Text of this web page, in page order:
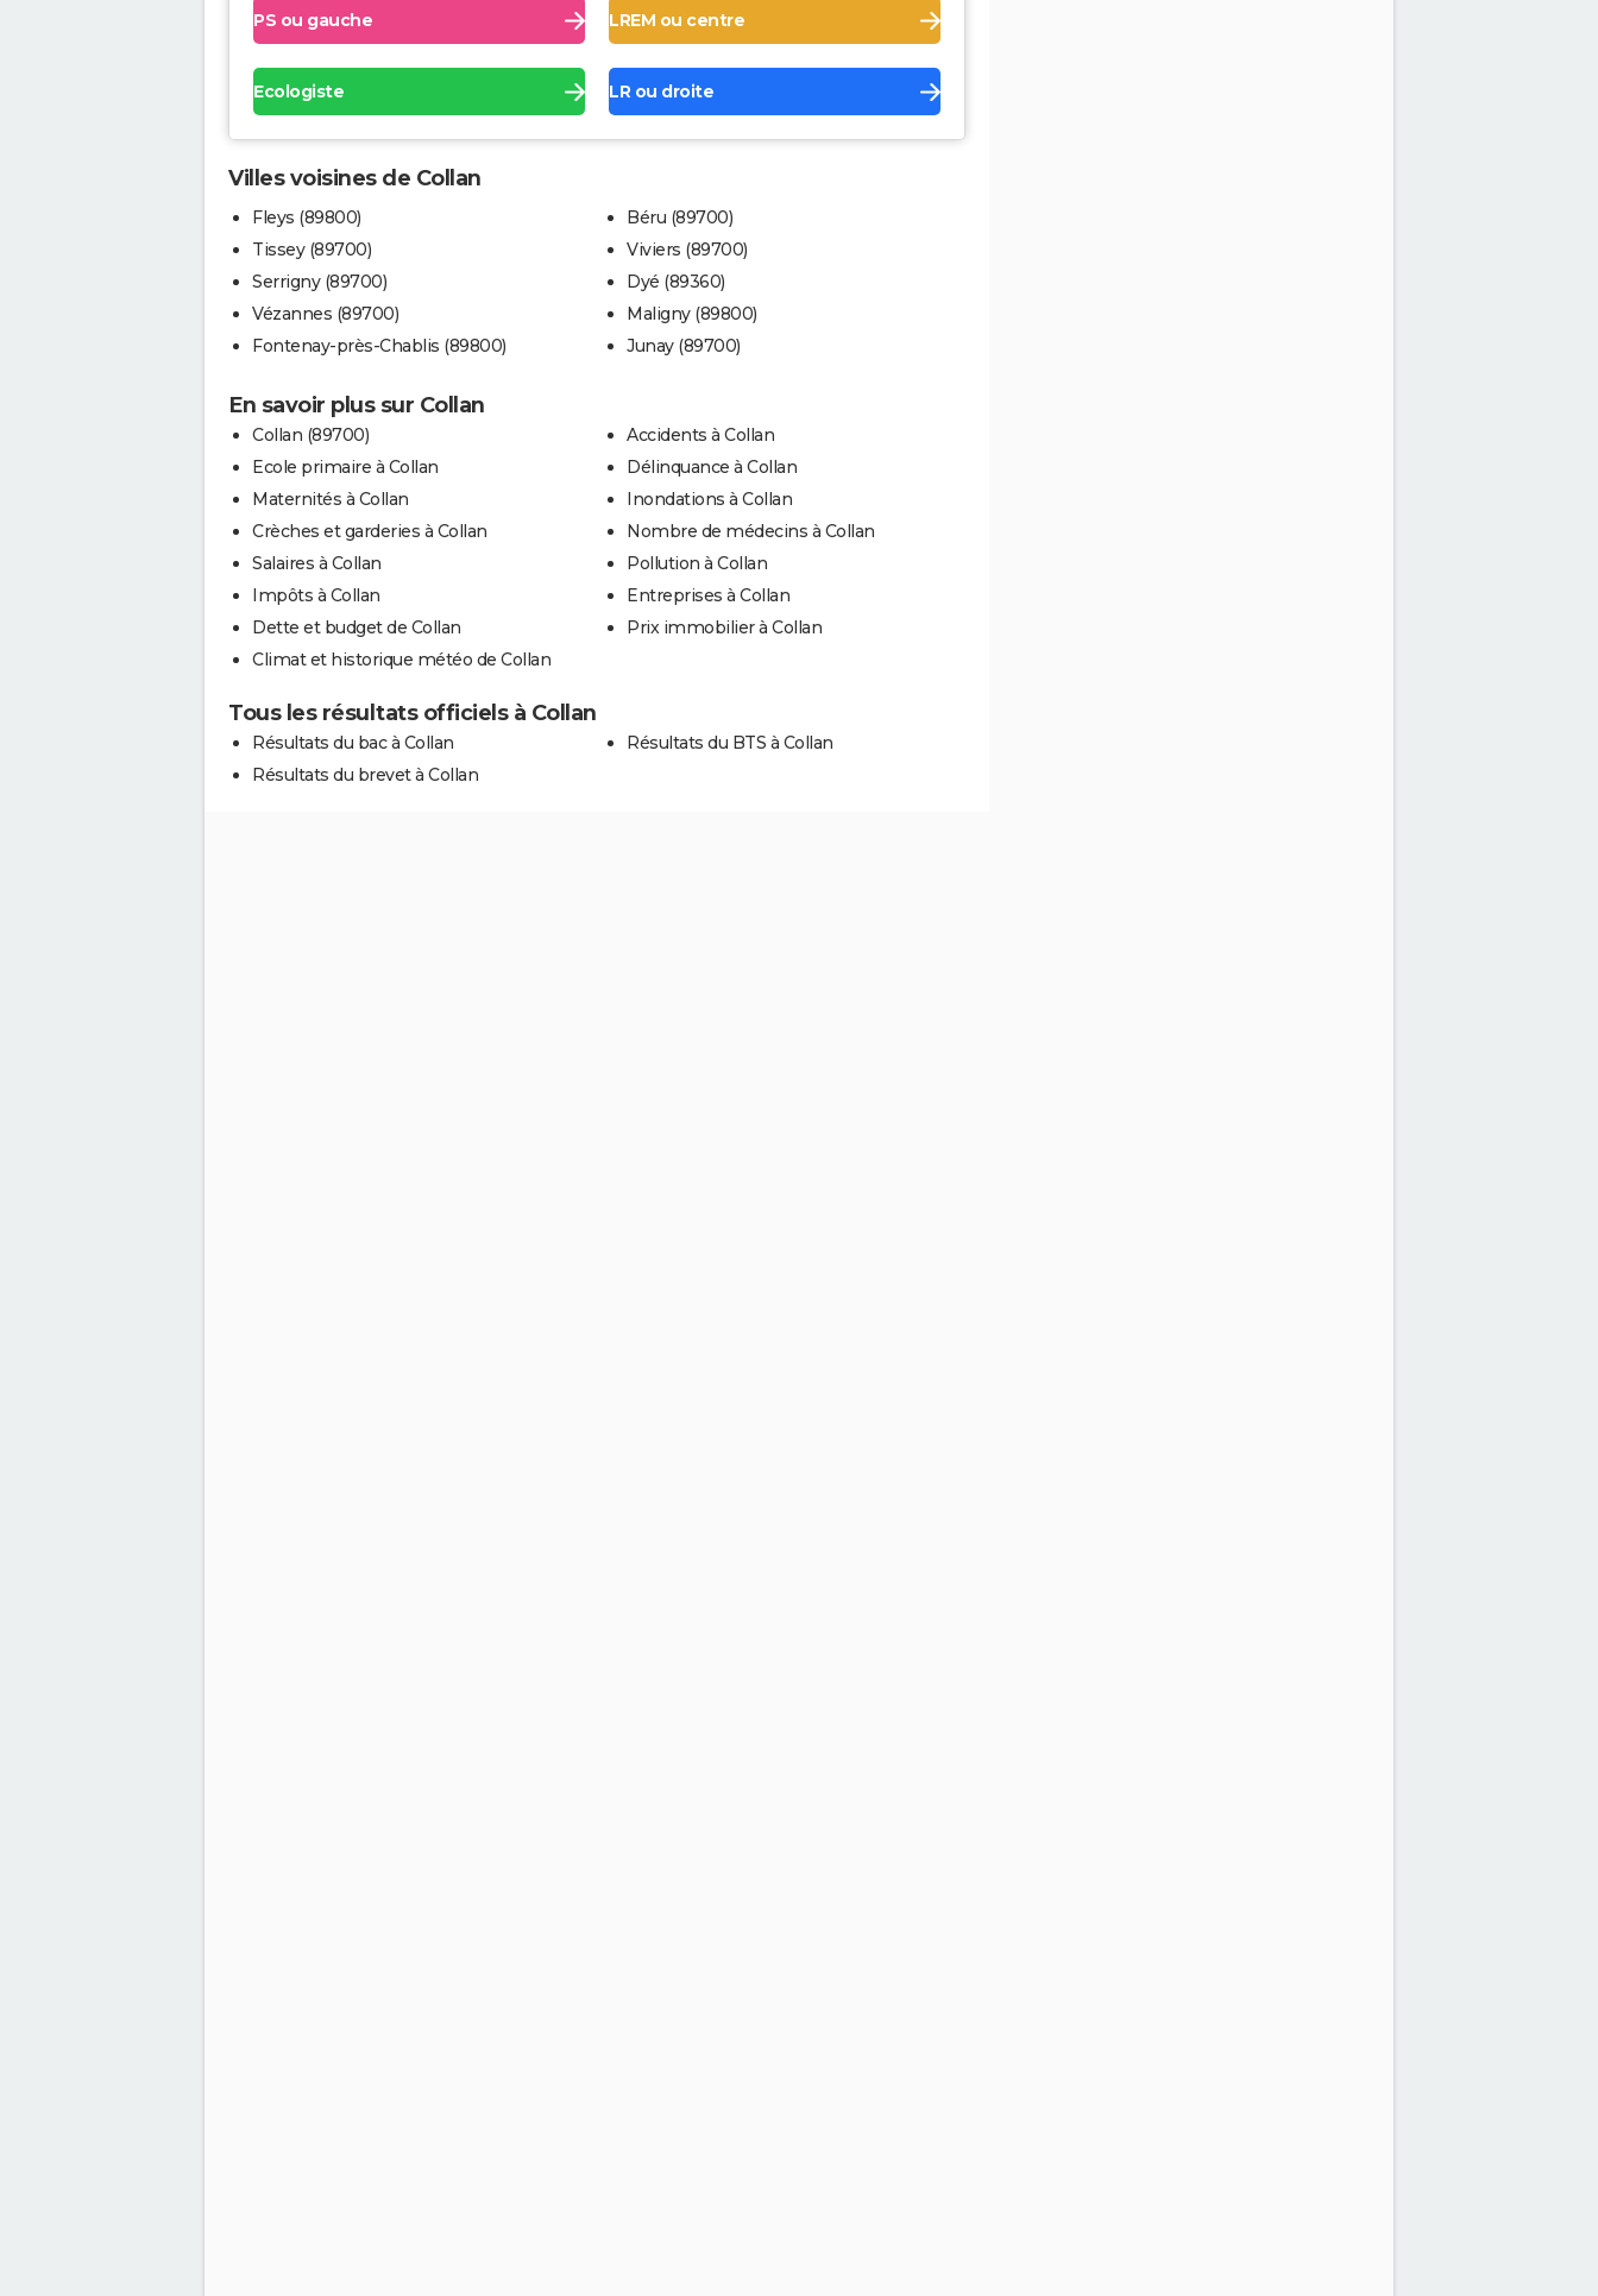
PS ou gauche LREM ou centre
Ecologiste LR ou droite
Villes voisines de Collan
Fleys (89800)
Tissey (89700)
Serrigny (89700)
Vézannes (89700)
Fontenay-près-Chablis (89800)
Béru (89700)
Viviers (89700)
Dyé (89360)
Maligny (89800)
Junay (89700)
En savoir plus sur Collan
Collan (89700)
Ecole primaire à Collan
Maternités à Collan
Crèches et garderies à Collan
Salaires à Collan
Impôts à Collan
Dette et budget de Collan
Climat et historique météo de Collan
Accidents à Collan
Délinquance à Collan
Inondations à Collan
Nombre de médecins à Collan
Pollution à Collan
Entreprises à Collan
Prix immobilier à Collan
Tous les résultats officiels à Collan
Résultats du bac à Collan
Résultats du brevet à Collan
Résultats du BTS à Collan